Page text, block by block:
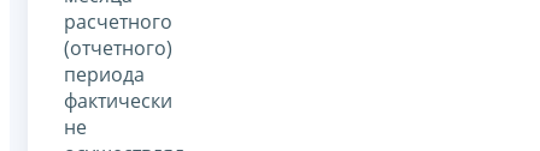
расчетного
(отчетного)
периода
фактически
не